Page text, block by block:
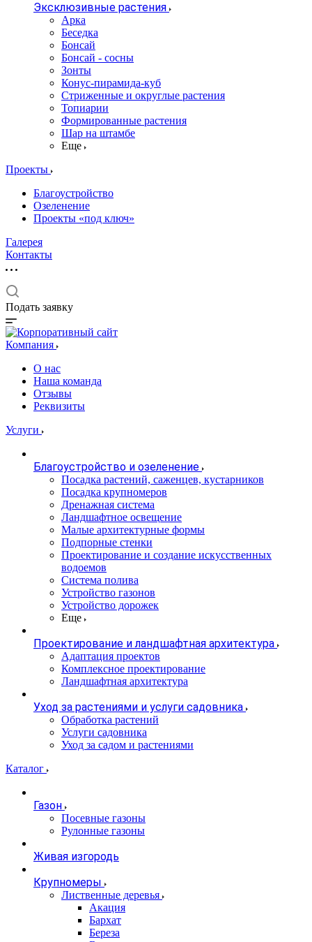
Эксклюзивные растения
Арка
Беседка
Бонсай
Бонсай - сосны
Зонты
Конус-пирамида-куб
Стриженные и округлые растения
Топиарии
Формированные растения
Шар на штамбе
Еще
Проекты
Благоустройство
Озеленение
Проекты «под ключ»
Галерея
Контакты
Подать заявку
Компания
О нас
Наша команда
Отзывы
Реквизиты
Услуги
Благоустройство и озеленение
Посадка растений, саженцев, кустарников
Посадка крупномеров
Дренажная система
Ландшафтное освещение
Малые архитектурные формы
Подпорные стенки
Проектирование и создание искусственных
водоемов
Система полива
Устройство газонов
Устройство дорожек
Еще
Проектирование и ландшафтная архитектура
Адаптация проектов
Комплексное проектирование
Ландшафтная архитектура
Уход за растениями и услуги садовника
Обработка растений
Услуги садовника
Уход за садом и растениями
Каталог
Газон
Посевные газоны
Рулонные газоны
Живая изгородь
Крупномеры
Лиственные деревья
Акация
Бархат
Береза